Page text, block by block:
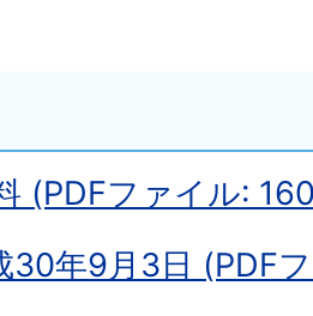
(PDFファイル:
30年9月3日 (PDF